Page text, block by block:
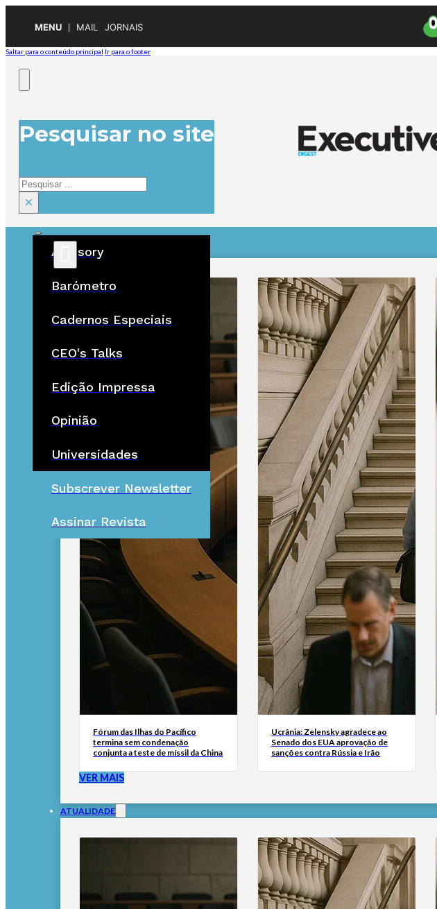
MENU MAIL JORNAIS
Saltar para o conteúdo principal Ir para o footer
Pesquisar no site
Pesquisar
×
Advisory
Barómetro
Cadernos Especiais
CEO's Talks
Edição Impressa
Opinião
Universidades
Subscrever Newsletter
Assinar Revista
ÚLTIMAS
Fórum das Ilhas do Pacífico
termina sem condenação
conjunta a teste de míssil da China
Ucrânia: Zelensky agradece ao
Senado dos EUA aprovação de
sanções contra Rússia e Irão
VER MAIS
ATUALIDADE